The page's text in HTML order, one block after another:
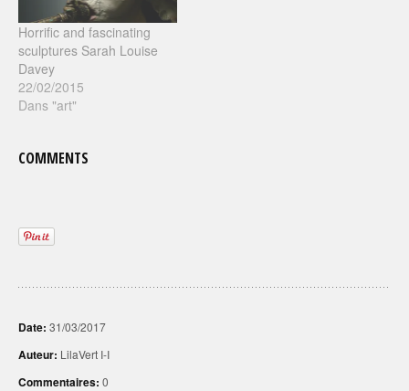
Horrific and fascinating
sculptures Sarah Louise
Davey
22/02/2015
Dans "art"
COMMENTS
Date: 31/03/2017
Auteur: LilaVert I-I
Commentaires: 0